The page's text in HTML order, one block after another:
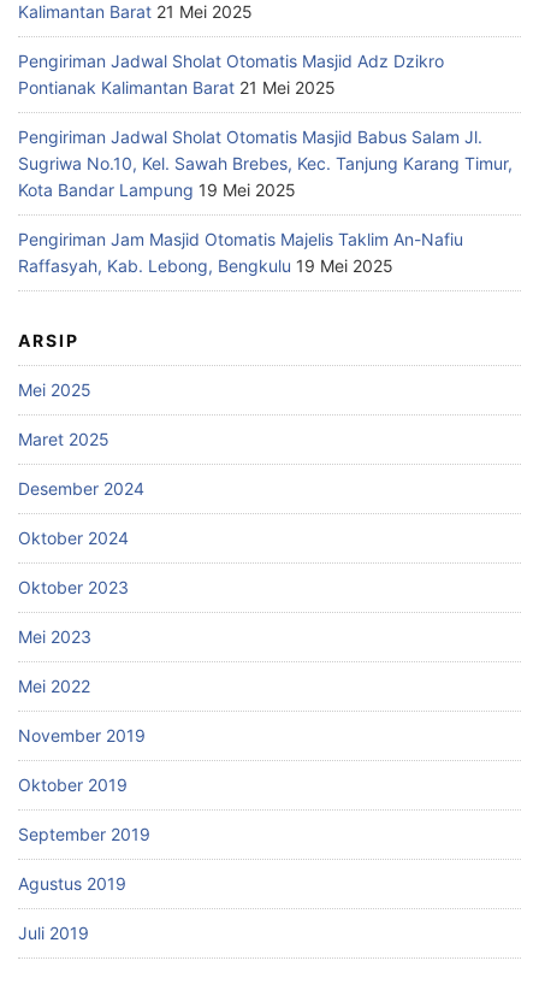
Kalimantan Barat 21 Mei 2025
Pengiriman Jadwal Sholat Otomatis Masjid Adz Dzikro
Pontianak Kalimantan Barat 21 Mei 2025
Pengiriman Jadwal Sholat Otomatis Masjid Babus Salam Jl.
Sugriwa No.10, Kel. Sawah Brebes, Kec. Tanjung Karang Timur,
Kota Bandar Lampung 19 Mei 2025
Pengiriman Jam Masjid Otomatis Majelis Taklim An-Nafiu
Raffasyah, Kab. Lebong, Bengkulu 19 Mei 2025
ARSIP
Mei 2025
Maret 2025
Desember 2024
Oktober 2024
Oktober 2023
Mei 2023
Mei 2022
November 2019
Oktober 2019
September 2019
Agustus 2019
Juli 2019